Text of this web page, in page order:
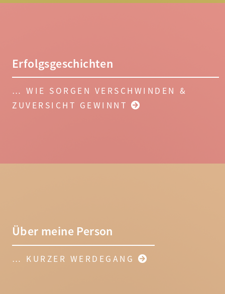
Erfolgsgeschichten
… WIE SORGEN VERSCHWINDEN &
ZUVERSICHT GEWINNT
Über meine Person
… KURZER WERDEGANG